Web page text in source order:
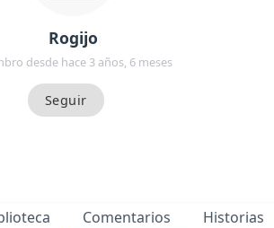
Rogijo
desde hace 3 años, 6 meses
Comentarios Historias